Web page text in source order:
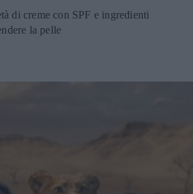
di creme con SPF e ingredienti
la pelle